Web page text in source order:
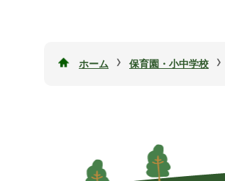
ホーム › 保育園・小中学校 ›